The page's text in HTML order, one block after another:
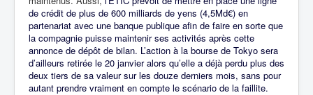
de crédit de plus de 600 milliards de yens (4,5Md€) en
partenariat avec une banque publique afin de faire en sorte que
la compagnie puisse maintenir ses activités après cette
annonce de dépôt de bilan. L’action à la bourse de Tokyo sera
d’ailleurs retirée le 20 janvier alors qu’elle a déjà perdu plus des
deux tiers de sa valeur sur les douze derniers mois, sans pour
autant prendre vraiment en compte le scénario de la faillite.